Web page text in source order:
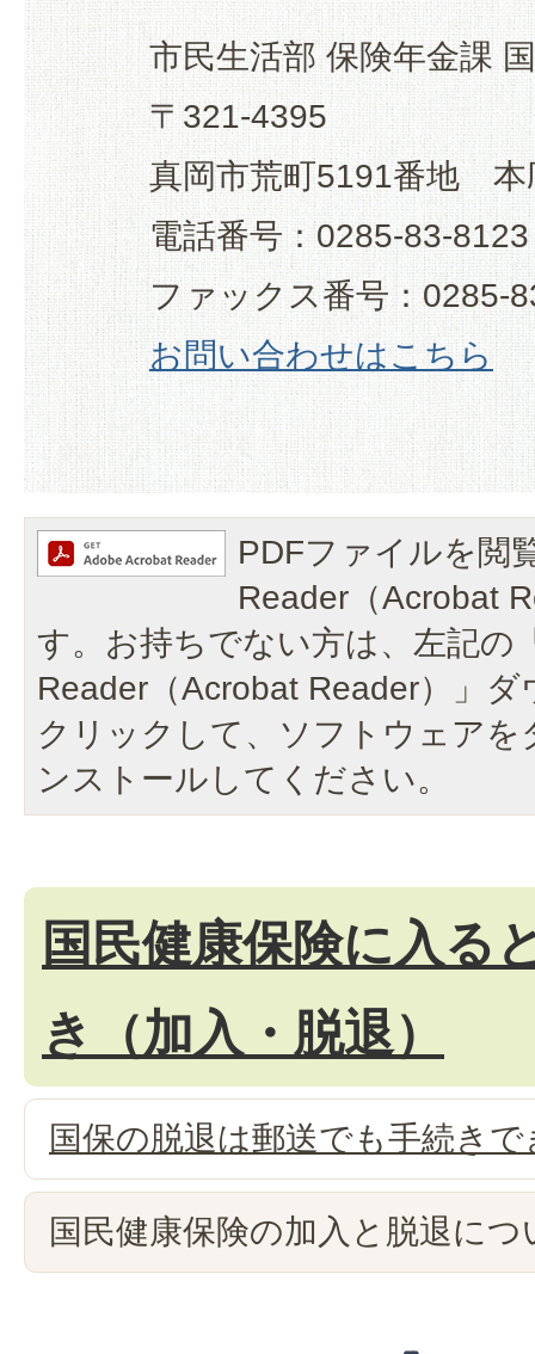
市民生活部 保険年金課
〒321-4395
真岡市荒町5191番地 本
電話番号：0285-83-8123
ファックス番号：0285-
お問い合わせはこちら
PDFファイルを閲
Reader（Acrobat
す。お持ちでない方は、左記の
Reader（Acrobat Reader）」
クリックして、ソフトウェア
ンストールしてください。
国民健康保険に入る
き（加入・脱退）
国保の脱退は郵送でも手続き
国民健康保険の加入と脱退につ